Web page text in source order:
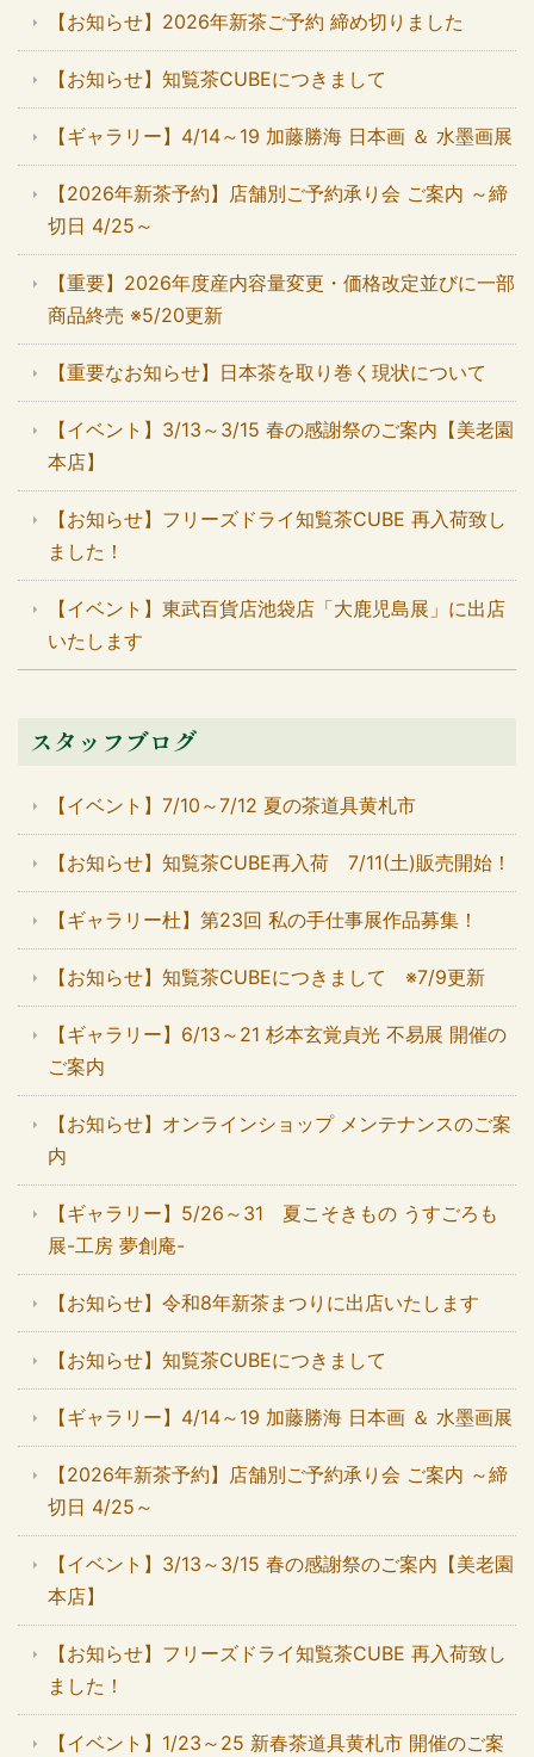
【お知らせ】2026年新茶ご予約 締め切りました
【お知らせ】知覧茶CUBEにつきまして
【ギャラリー】4/14～19 加藤勝海 日本画 ＆ 水墨画展
【2026年新茶予約】店舗別ご予約承り会 ご案内 ～締
切日 4/25～
【重要】2026年度産内容量変更・価格改定並びに一部
商品終売 ※5/20更新
【重要なお知らせ】日本茶を取り巻く現状について
【イベント】3/13～3/15 春の感謝祭のご案内【美老園
本店】
【お知らせ】フリーズドライ知覧茶CUBE 再入荷致し
ました！
【イベント】東武百貨店池袋店「大鹿児島展」に出店
いたします
スタッフブログ
【イベント】7/10～7/12 夏の茶道具黄札市
【お知らせ】知覧茶CUBE再入荷 7/11(土)販売開始！
【ギャラリー杜】第23回 私の手仕事展作品募集！
【お知らせ】知覧茶CUBEにつきまして ※7/9更新
【ギャラリー】6/13～21 杉本玄覚貞光 不易展 開催の
ご案内
【お知らせ】オンラインショップ メンテナンスのご案
内
【ギャラリー】5/26～31 夏こそきもの うすごろも
展-工房 夢創庵-
【お知らせ】令和8年新茶まつりに出店いたします
【お知らせ】知覧茶CUBEにつきまして
【ギャラリー】4/14～19 加藤勝海 日本画 ＆ 水墨画展
【2026年新茶予約】店舗別ご予約承り会 ご案内 ～締
切日 4/25～
【イベント】3/13～3/15 春の感謝祭のご案内【美老園
本店】
【お知らせ】フリーズドライ知覧茶CUBE 再入荷致し
ました！
【イベント】1/23～25 新春茶道具黄札市 開催のご案